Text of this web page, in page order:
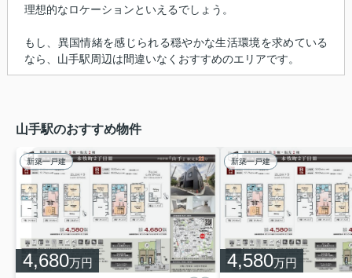
理想的なロケーションといえるでしょう。
もし、異国情緒を感じられる穏やかな生活環境を求めている
なら、山手駅周辺は間違いなくおすすめのエリアです。
山手駅のおすすめ物件
新築一戸建
4,680万円
新築一戸建
4,580万円